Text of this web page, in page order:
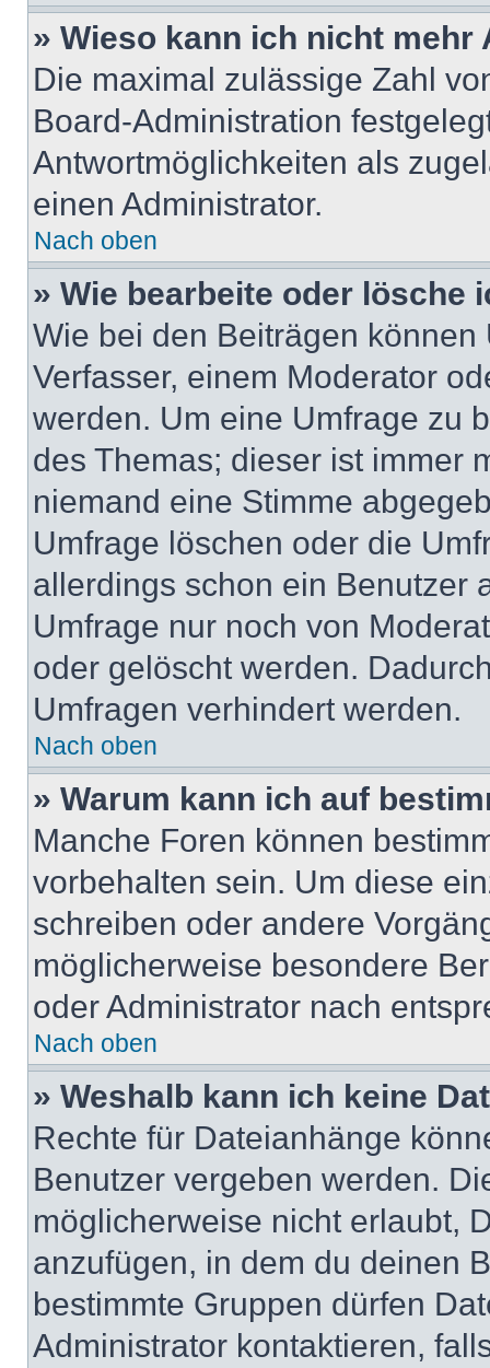
» Wieso kann ich nicht
Die maximal zulässige Zahl
Board-Administration
Antwortmöglichkeiten als
einen Administrator.
Nach oben
» Wie bearbeite oder lösche
Wie bei den Beiträgen
Verfasser, einem Moderator
werden. Um eine Umfrage zu
des Themas; dieser ist immer
niemand eine Stimme
Umfrage löschen oder die
allerdings schon ein Benutzer
Umfrage nur noch von
oder gelöscht werden.
Umfragen verhindert werden.
Nach oben
» Warum kann ich auf
Manche Foren können
vorbehalten sein. Um diese
schreiben oder andere
möglicherweise besondere
oder Administrator nach
Nach oben
» Weshalb kann ich keine
Rechte für Dateianhänge
Benutzer vergeben werden.
möglicherweise nicht erlaubt,
anzufügen, in dem du deinen
bestimmte Gruppen dürfen
Administrator kontaktieren,